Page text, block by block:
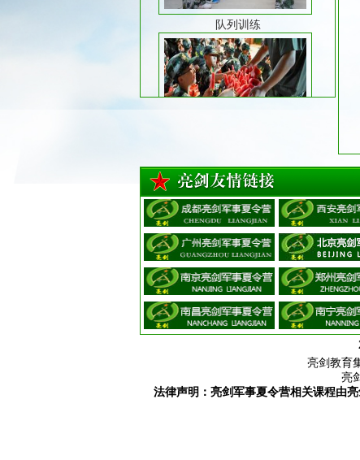
心理健康
亮剑教育
亮
法律声明：亮剑军事夏令营相关课程由